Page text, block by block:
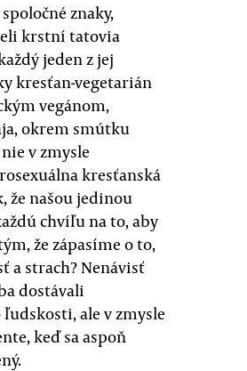
znaky,
krstní tatovia
jeden z jej
kresťan-vegetarián
vegánom,
okrem smútku
v zmysle
kresťanská
že našou jedinou
chvíľu na to, aby
že zápasíme o to,
a strach? Nenávisť
dostávali
ale v zmysle
keď sa aspoň